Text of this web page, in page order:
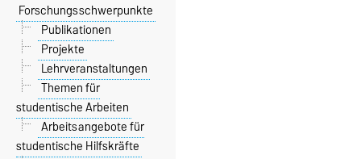
Forschungsschwerpunkte
Publikationen
Projekte
Lehrveranstaltungen
Themen für
studentische Arbeiten
Arbeitsangebote für
studentische Hilfskräfte